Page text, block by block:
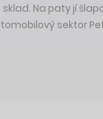
Na paty jí
sektor